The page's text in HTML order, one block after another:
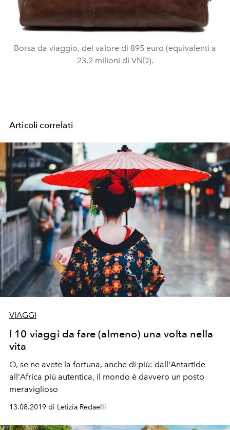
Borsa da viaggio, del valore di 895 euro (equivalenti a
23,2 milioni di VND).
Articoli correlati
VIAGGI
I 10 viaggi da fare (almeno) una volta nella
vita
O, se ne avete la fortuna, anche di più: dall'Antartide
all'Africa più autentica, il mondo è davvero un posto
meraviglioso
13.08.2019 di Letizia Redaelli